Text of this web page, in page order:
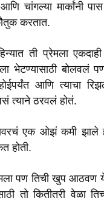
चांगल्या मार्कांनी
करतात.
ती प्रेमला
भेटण्यासाठी बोलवलं
होईपर्यंत आणि त्याचा
त्याने ठरवलं होतं.
एक ओझं कमी झाले
होती.
पण तिची खुप आठवण
तो कितीतरी वेळा